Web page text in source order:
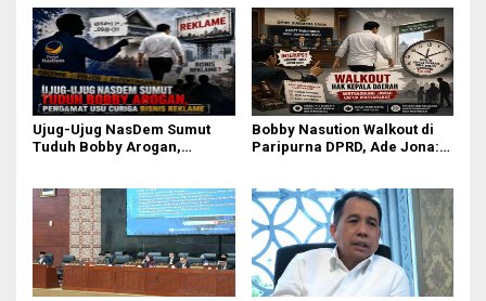
Ujug-Ujug NasDem Sumut
Tuduh Bobby Arogan,
Bobby Nasution Walkout di
Paripurna DPRD, Ade Jona: